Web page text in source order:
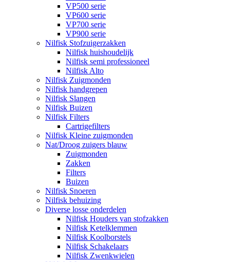
VP500 serie
VP600 serie
VP700 serie
VP900 serie
Nilfisk Stofzuigerzakken
Nilfisk huishoudelijk
Nilfisk semi professioneel
Nilfisk Alto
Nilfisk Zuigmonden
Nilfisk handgrepen
Nilfisk Slangen
Nilfisk Buizen
Nilfisk Filters
​Cartrigefilters
Nilfisk Kleine zuigmonden
Nat/Droog zuigers blauw
Zuigmonden
Zakken
Filters
Buizen
Nilfisk Snoeren
Nilfisk behuizing
Diverse losse onderdelen
Nilfisk Houders van stofzakken
Nilfisk Ketelklemmen
Nilfisk Koolborstels
Nilfisk Schakelaars
Nilfisk Zwenkwielen